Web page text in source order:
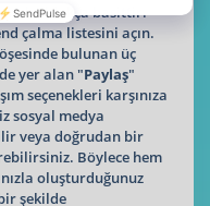
oldukça basittir.
çalma listesini açın.
bulunan üç
yer alan "Paylaş"
seçenekleri karşınıza
sosyal medya
veya doğrudan bir
Böylece hem
oluşturduğunuz
şekilde